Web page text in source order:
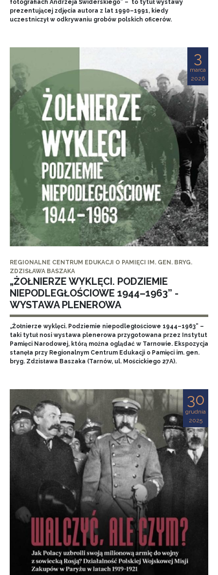
fotografiach Andrzeja Świderskiego” – to tytuł wystawy
prezentującej zdjęcia autora z lat 1990–1991, kiedy
uczestniczył w odkrywaniu grobów polskich oficerów.
3
marca
2026
REGIONALNE CENTRUM EDUKACJI O PAMIĘCI IM. GEN. BRYG.
ZDZISŁAWA BASZAKA
„ŻOŁNIERZE WYKLĘCI. PODZIEMIE
NIEPODLEGŁOŚCIOWE 1944–1963” -
WYSTAWA PLENEROWA
„Żołnierze wyklęci. Podziemie niepodległościowe 1944–1963” –
taki tytuł nosi wystawa plenerowa przygotowana przez Instytut
Pamięci Narodowej, którą można oglądać w Tarnowie. Ekspozycja
stanęła przy Regionalnym Centrum Edukacji o Pamięci im. gen.
bryg. Zdzisława Baszaka (Tarnów, ul. Mościckiego 27A).
30
grudnia
2025